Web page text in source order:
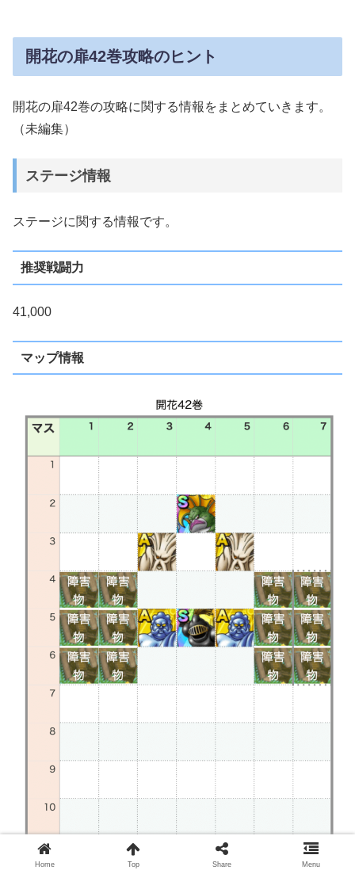
開花の扉42巻攻略のヒント
開花の扉42巻の攻略に関する情報をまとめていきます。
（未編集）
ステージ情報
ステージに関する情報です。
推奨戦闘力
41,000
マップ情報
Home Top Share Menu